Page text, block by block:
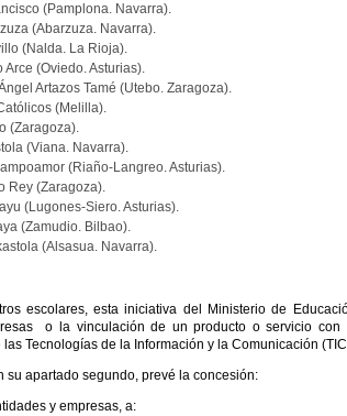
(Pamplona. Navarra).
(Abarzuza. Navarra).
(Nalda. La Rioja).
Arce (Oviedo. Asturias).
Artazos Tamé (Utebo. Zaragoza).
(Melilla).
(Zaragoza).
(Viana. Navarra).
(Riaño-Langreo. Asturias).
Rey (Zaragoza).
(Lugones-Siero. Asturias).
(Zamudio. Bilbao).
(Alsasua. Navarra).
escolares, esta iniciativa del Ministerio de
o la vinculación de un producto o servicio
Tecnologías de la Información y la Comunicación
su apartado segundo, prevé la concesión:
y empresas, a: